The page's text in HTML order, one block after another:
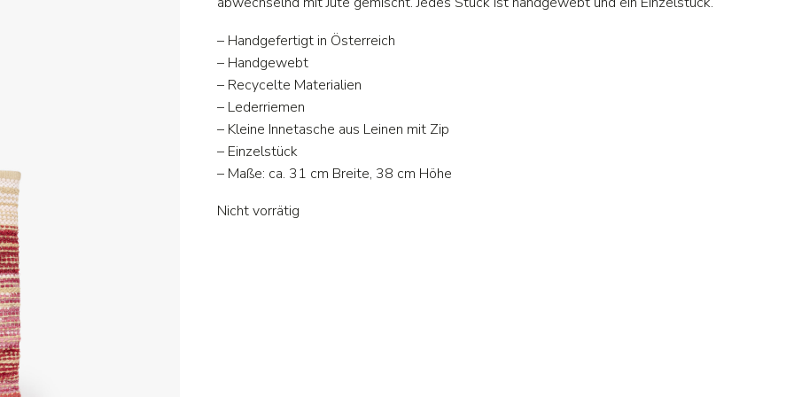
– Handgefertigt in Österreich
– Handgewebt
– Recycelte Materialien
– Lederriemen
– Kleine Innetasche aus Leinen mit Zip
– Einzelstück
– Maße: ca. 31 cm Breite, 38 cm Höhe
Nicht vorrätig